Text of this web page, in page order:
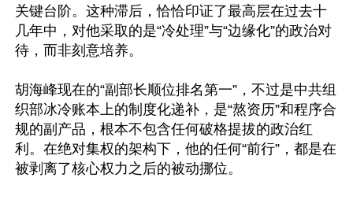
关键台阶。这种滞后，恰恰印证了最高层在过去十
几年中，对他采取的是“冷处理”与“边缘化”的政治对
待，而非刻意培养。
胡海峰现在的“副部长顺位排名第一”，不过是中共组
织部冰冷账本上的制度化递补，是“熬资历”和程序合
规的副产品，根本不包含任何破格提拔的政治红
利。在绝对集权的架构下，他的任何“前行”，都是在
被剥离了核心权力之后的被动挪位。